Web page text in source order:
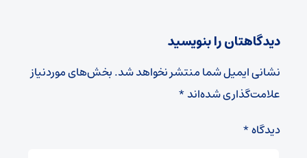
دیدگاهتان را بنویسید
نشانی ایمیل شما منتشر نخواهد شد.بخش‌های موردنیاز
علامت‌گذاری شده‌اند*
دیدگاه*